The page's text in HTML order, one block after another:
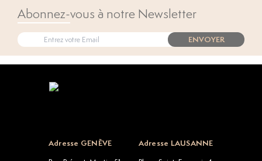
Abonnez-vous à notre Newsletter
ENVOYER
Adresse GENÈVE
Adresse LAUSANNE